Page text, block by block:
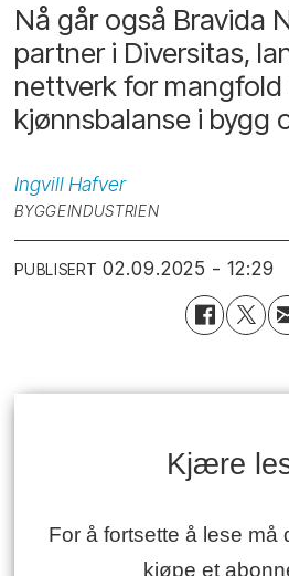
Nå går også Bravida
partner i Diversitas,
nettverk for mangfold
kjønnsbalanse i bygg
Ingvill Hafver
BYGGEINDUSTRIEN
PUBLISERT 02.09.2025 - 12:29
Kjære
For å fortsette å lese må
kjøpe et